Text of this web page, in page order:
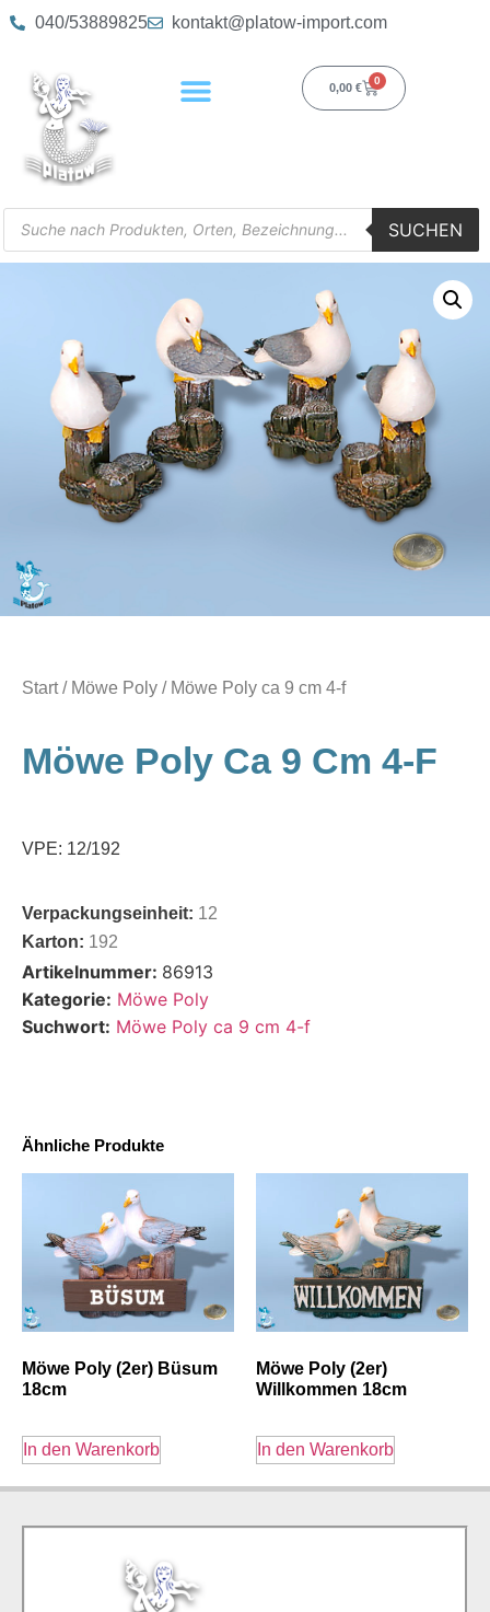
040/53889825 kontakt@platow-import.com
0,00 €
0
SUCHEN
Start/ Möwe Poly / Möwe Poly ca 9 cm 4-f
Möwe Poly Ca 9 Cm 4-F
VPE: 12/192
Verpackungseinheit: 12
Karton: 192
Artikelnummer: 86913
Kategorie: Möwe Poly
Suchwort: Möwe Poly ca 9 cm 4-f
Ähnliche Produkte
Möwe Poly (2er) Büsum
18cm
In den Warenkorb
Möwe Poly (2er)
Willkommen 18cm
In den Warenkorb